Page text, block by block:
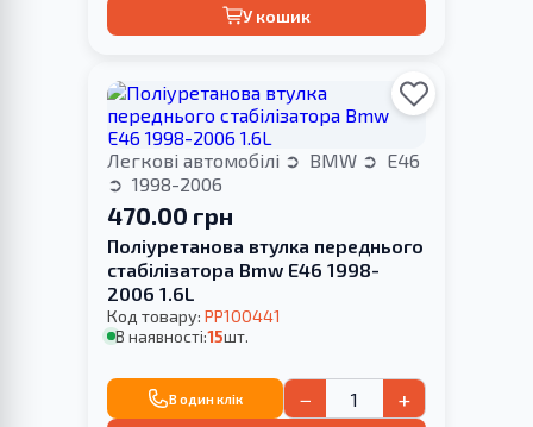
У кошик
Легкові автомобілі BMW
E46
1998-2006
470.00 грн
Поліуретанова втулка переднього
стабілізатора Bmw E46 1998-
2006 1.6L
Код товару: PP100441
В наявності:15шт.
В один клік − +